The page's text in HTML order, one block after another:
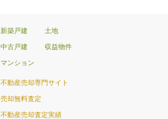
新築戸建 土地
中古戸建 収益物件
マンション
不動産売却専門サイト
売却無料査定
不動産売却査定実績